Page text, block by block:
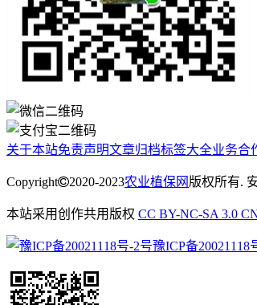
关于本站免责声明文章归档标签大全业务合
Copyright 2020-2023农业植保网 版权所有.
本站采用创作共用版权 CC BY-NC-SA 3.0
豫ICP备20021118